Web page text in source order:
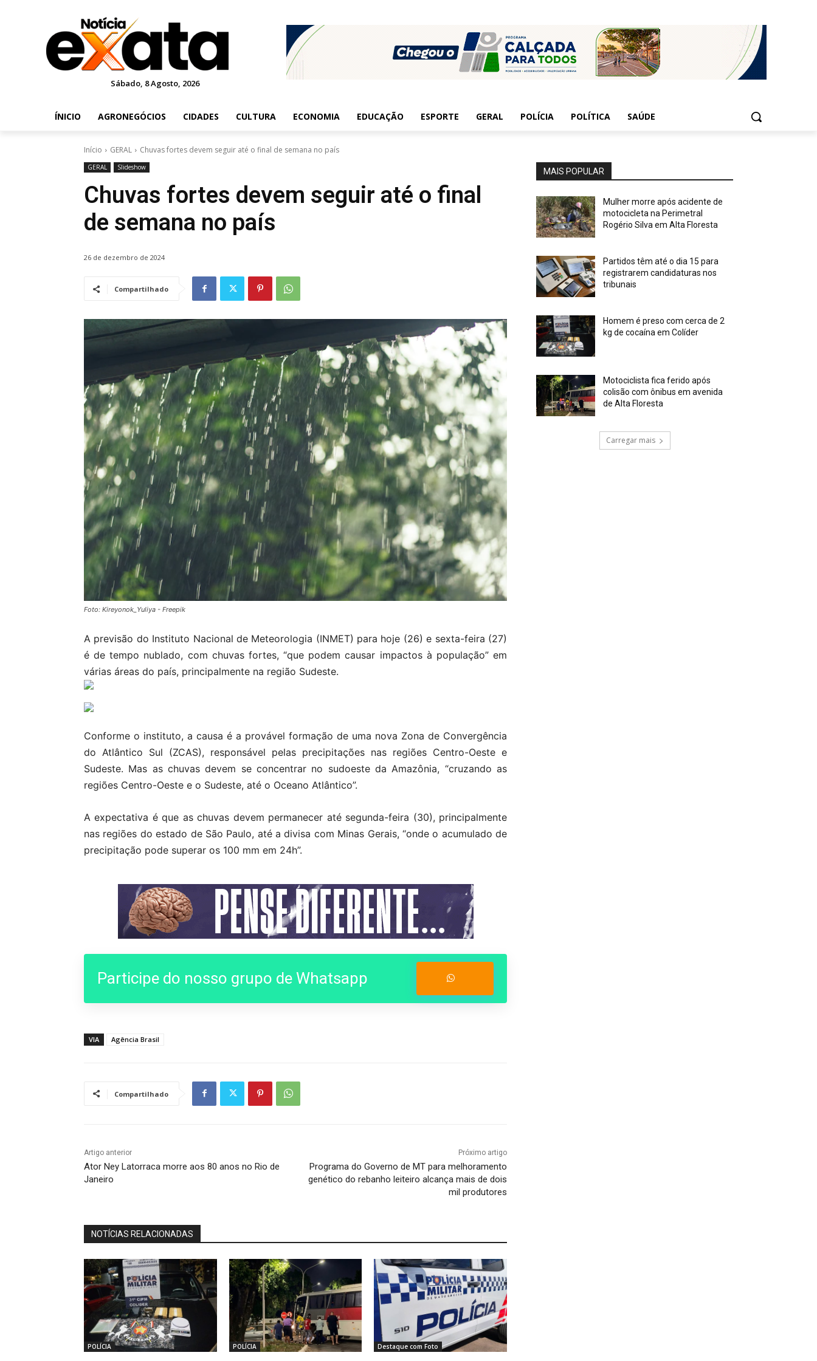
Sábado, 8 Agosto, 2026
ÍNICIO AGRONEGÓCIOS CIDADES CULTURA ECONOMIA EDUCAÇÃO ESPORTE GERAL POLÍCIA POLÍTICA SAÚDE
Início GERAL Chuvas fortes devem seguir até o final de semana no país
GERAL Slideshow
Chuvas fortes devem seguir até o final
de semana no país
26 de dezembro de 2024
Compartilhado
Foto: Kireyonok_Yuliya - Freepik
A previsão do Instituto Nacional de Meteorologia (INMET) para hoje (26) e sexta-feira (27)
é de tempo nublado, com chuvas fortes, “que podem causar impactos à população” em
várias áreas do país, principalmente na região Sudeste.
Conforme o instituto, a causa é a provável formação de uma nova Zona de Convergência
do Atlântico Sul (ZCAS), responsável pelas precipitações nas regiões Centro-Oeste e
Sudeste. Mas as chuvas devem se concentrar no sudoeste da Amazônia, “cruzando as
regiões Centro-Oeste e o Sudeste, até o Oceano Atlântico”.
A expectativa é que as chuvas devem permanecer até segunda-feira (30), principalmente
nas regiões do estado de São Paulo, até a divisa com Minas Gerais, “onde o acumulado de
precipitação pode superar os 100 mm em 24h”.
Participe do nosso grupo de Whatsapp
VIA Agência Brasil
Compartilhado
Artigo anterior
Ator Ney Latorraca morre aos 80 anos no Rio de
Janeiro
Próximo artigo
Programa do Governo de MT para melhoramento
genético do rebanho leiteiro alcança mais de dois
mil produtores
NOTÍCIAS RELACIONADAS
POLÍCIA POLÍCIA Destaque com Foto
MAIS POPULAR
Mulher morre após acidente de
motocicleta na Perimetral
Rogério Silva em Alta Floresta
Partidos têm até o dia 15 para
registrarem candidaturas nos
tribunais
Homem é preso com cerca de 2
kg de cocaína em Colíder
Motociclista fica ferido após
colisão com ônibus em avenida
de Alta Floresta
Carregar mais